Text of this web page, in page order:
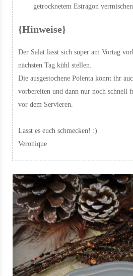
getrocknetem Estragon
{Hinweise}
Der Salat lässt sich super am Vortag
nächsten Tag kühl stellen.
Die ausgestochene Polenta könnt ihr
vorbereiten und dann nur noch schnell
vor dem Servieren.
Lasst es euch schmecken! :)
Veronique